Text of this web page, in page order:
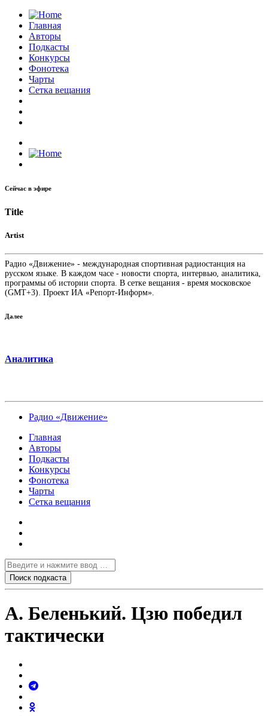
Главная
Авторы
Подкасты
Конкурсы
Фонотека
Чарты
Сетка вещания
Сейчас в эфире
Title
Artist
Радио «Движение» - международная спортивная радиостанция на
русском языке. В каждом часе - новости спорта, интервью, аналитика,
программы об истории спорта. В сетке вещания - время московское
(GMT+3). Проект ИА «Репорт-Информ».
Далее
Аналитика
Радио «Движение»
Главная
Авторы
Подкасты
Конкурсы
Фонотека
Чарты
Сетка вещания
А. Беленький. Цзю победил
тактически